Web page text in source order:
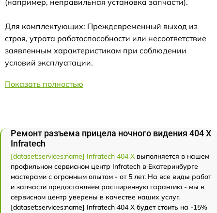
Для комплектующих: Преждевременный выход из
строя, утрата работоспособности или несоответствие
заявленным характеристикам при соблюдении
условий эксплуатации.
Показать полностью
Ремонт разъема прицела ночного видения 404 Х
Infratech
[dataset:services:name] Infratech 404 Х выполняется в нашем
профильном сервисном центр Infratech в Екатеринбурге
мастерами с огромным опытом - от 5 лет. На все виды работ
и запчасти предоставляем расширенную гарантию - мы в
сервисном центр уверены в качестве наших услуг.
[dataset:services:name] Infratech 404 Х будет стоить на -15%